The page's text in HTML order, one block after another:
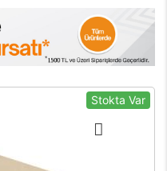
Stokta Var